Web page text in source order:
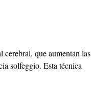
cerebral, que aumentan las
solfeggio. Esta técnica